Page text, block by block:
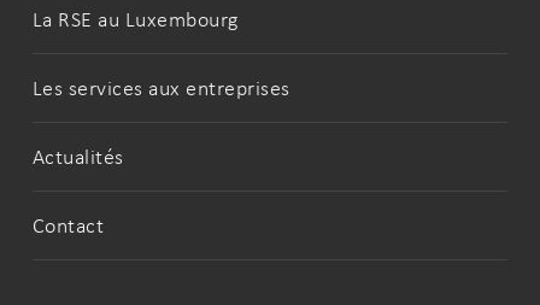
La RSE au Luxembourg
Les services aux entreprises
Actualités
Contact